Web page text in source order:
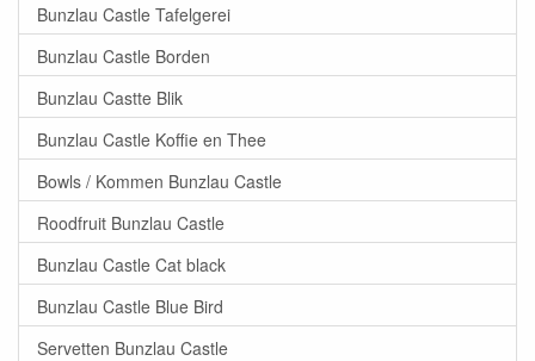
Bunzlau Castle Tafelgerei
Bunzlau Castle Borden
Bunzlau Castte Blik
Bunzlau Castle Koffie en Thee
Bowls / Kommen Bunzlau Castle
Roodfruit Bunzlau Castle
Bunzlau Castle Cat black
Bunzlau Castle Blue Bird
Servetten Bunzlau Castle